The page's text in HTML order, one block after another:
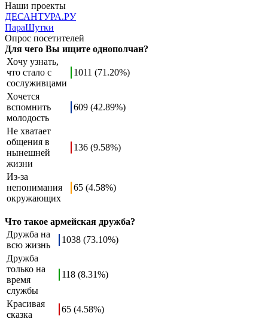
Наши проекты
ДЕСАНТУРА.РУ
ПараШутки
Опрос посетителей
Для чего Вы ищите однополчан?
Хочу узнать,
что стало с
сослуживцами
1011 (71.20%)
Хочется
вспомнить
молодость
609 (42.89%)
Не хватает
общения в
нынешней
жизни
136 (9.58%)
Из-за
непонимания
окружающих
65 (4.58%)
Что такое армейская дружба?
Дружба на
всю жизнь
1038 (73.10%)
Дружба
только на
время
службы
118 (8.31%)
Красивая
сказка
65 (4.58%)